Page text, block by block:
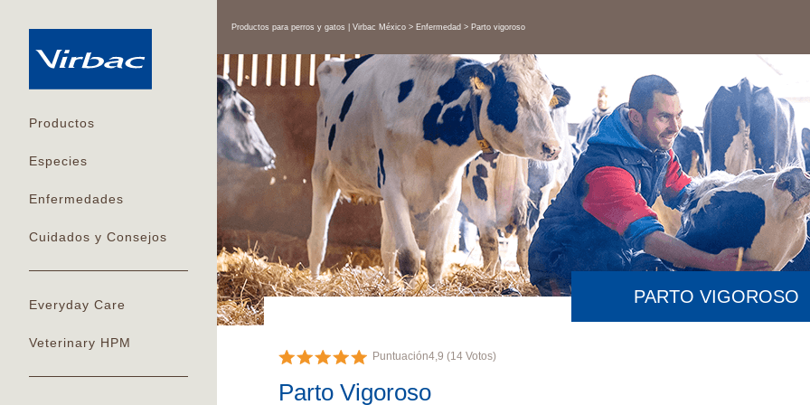
Productos
Especies
Enfermedades
Cuidados y Consejos
Everyday Care
Veterinary HPM
Productos para perros y gatos | Virbac México Enfermedad Parto vigoroso
PARTO VIGOROSO
Puntuación4,9 (14 Votos)
Parto Vigoroso